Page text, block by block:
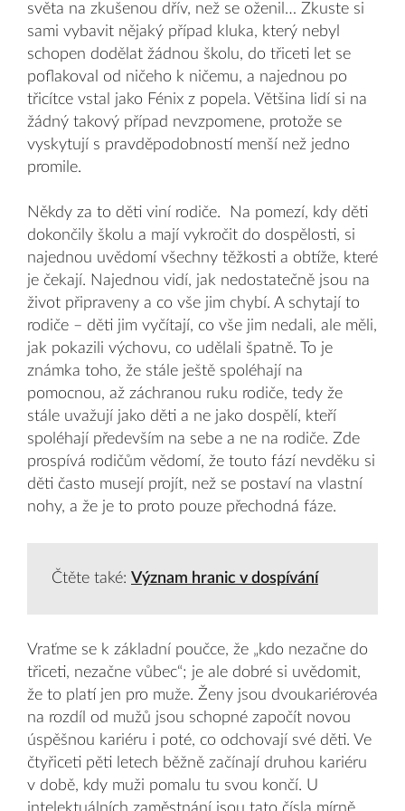
světa na zkušenou dřív, než se oženil… Zkuste si
sami vybavit nějaký případ kluka, který nebyl
schopen dodělat žádnou školu, do třiceti let se
poflakoval od ničeho k ničemu, a najednou po
třicítce vstal jako Fénix z popela. Většina lidí si na
žádný takový případ nevzpomene, protože se
vyskytují s pravděpodobností menší než jedno
promile.
Někdy za to děti viní rodiče. Na pomezí, kdy děti
dokončily školu a mají vykročit do dospělosti, si
najednou uvědomí všechny těžkosti a obtíže, které
je čekají. Najednou vidí, jak nedostatečně jsou na
život připraveny a co vše jim chybí. A schytají to
rodiče – děti jim vyčítají, co vše jim nedali, ale měli,
jak pokazili výchovu, co udělali špatně. To je
známka toho, že stále ještě spoléhají na
pomocnou, až záchranou ruku rodiče, tedy že
stále uvažují jako děti a ne jako dospělí, kteří
spoléhají především na sebe a ne na rodiče. Zde
prospívá rodičům vědomí, že touto fází nevděku si
děti často musejí projít, než se postaví na vlastní
nohy, a že je to proto pouze přechodná fáze.
Čtěte také: Význam hranic v dospívání
Vraťme se k základní poučce, že „kdo nezačne do
třiceti, nezačne vůbec“; je ale dobré si uvědomit,
že to platí jen pro muže. Ženy jsou dvoukariérovéa
na rozdíl od mužů jsou schopné započít novou
úspěšnou kariéru i poté, co odchovají své děti. Ve
čtyřiceti pěti letech běžně začínají druhou kariéru
v době, kdy muži pomalu tu svou končí. U